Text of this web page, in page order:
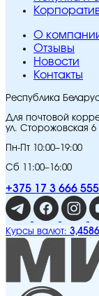
O
Отзывы
Новости
Контакты
Республика
Для почтовой
ул. Сторожовская 6
Пн-Пт 10:00–19:00
Сб 11:00–16:00
+375 17 3 666 555
Курсы валют: